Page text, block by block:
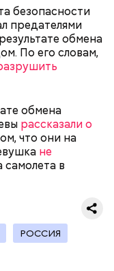
безопасности
предателями
обмена
По его словам,
обмена
рассказали о
что они на
не
самолета в
РОССИЯ
легко
зелень
масло.
рецептом
который
стороны — это
Но важно
нужно сильно
людям с
—